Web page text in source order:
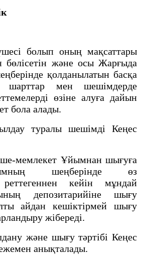
болып оның мақсаттары
және осы Жарғыда
қолданылатын басқа
шарттар мен шешiмдерде
өзiне алуға дайын
бола алады.
туралы шешiмдi Кеңес
мемлекет Ұйымнан шығуға
шеңберiнде өз
реттегеннен кейiн мұндай
депозитарийiне шығу
айдан кешiктiрмей шығу
жiбередi.
және шығу тәртiбi Кеңес
анықталады.